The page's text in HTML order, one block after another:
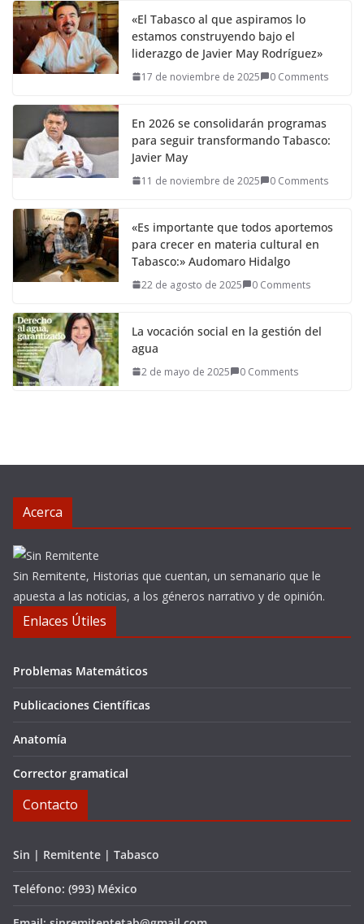
«El Tabasco al que aspiramos lo
estamos construyendo bajo el
liderazgo de Javier May Rodríguez»
17 de noviembre de 2025 0 Comments
En 2026 se consolidarán programas
para seguir transformando Tabasco:
Javier May
11 de noviembre de 2025 0 Comments
«Es importante que todos aportemos
para crecer en materia cultural en
Tabasco:» Audomaro Hidalgo
22 de agosto de 2025 0 Comments
La vocación social en la gestión del
agua
2 de mayo de 2025 0 Comments
Acerca
Sin Remitente, Historias que cuentan, un semanario que le
apuesta a las noticias, a los géneros narrativo y de opinión.
Enlaces Útiles
Problemas Matemáticos
Publicaciones Científicas
Anatomía
Corrector gramatical
Contacto
Sin | Remitente | Tabasco
Teléfono: (993) México